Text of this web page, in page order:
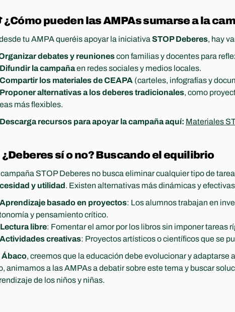
¿Cómo pueden las AMPAs sumarse a la
tu AMPA queréis apoyar la iniciativa STOP Deberes, hay
debates y reuniones con familias y docentes para
Difundir la campaña en redes sociales y medios locales.
Compartir los materiales de CEAPA (carteles, infografías y
Proponer alternativas a los deberes tradicionales, como
más flexibles.
Descarga recursos para apoyar la campaña aquí: Materiales
¿Deberes sí o no? Buscando el equilibrio
STOP Deberes no busca eliminar cualquier tipo de
y utilidad. Existen alternativas más dinámicas y
Aprendizaje basado en proyectos: Los alumnos trabajan en
y pensamiento crítico.
Lectura libre: Fomentar el amor por los libros sin imponer tareas
Actividades creativas: Proyectos artísticos o científicos que se
Ábaco, creemos que la educación debe evolucionar y
animamos a las AMPAs a debatir sobre este tema y buscar
de los niños y niñas.